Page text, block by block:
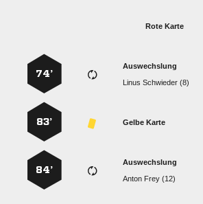
Rote Karte
Auswechslung
  
74’
Gelbe Karte
83’
Auswechslung
  
84’